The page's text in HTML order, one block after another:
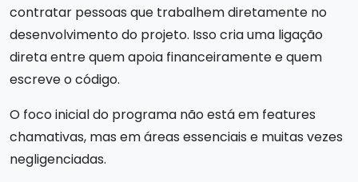
contratar pessoas que trabalhem diretamente no
desenvolvimento do projeto. Isso cria uma ligação
direta entre quem apoia financeiramente e quem
escreve o código.
O foco inicial do programa não está em features
chamativas, mas em áreas essenciais e muitas vezes
negligenciadas.